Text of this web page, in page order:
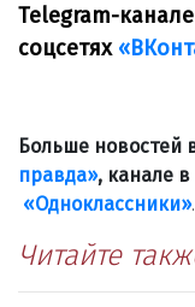
Telegram-канале
соцсетях
Больше новостей
правда», канале в
«Одноклассники».
Читайте